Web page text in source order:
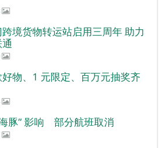
境货物转运站启用三周年 助力
物、1 元限定、百万元抽奖齐
豚” 影响 部分航班取消